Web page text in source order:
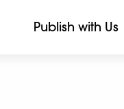
Publish with Us